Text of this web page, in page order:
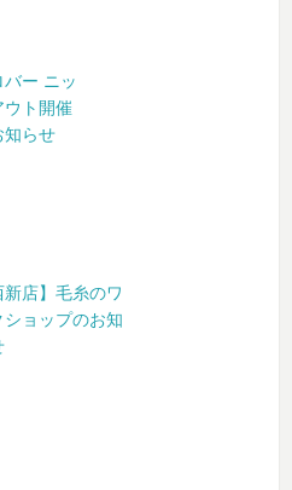
バー ニッ
ウト開催
知らせ
新店】毛糸のワ
ショップのお知